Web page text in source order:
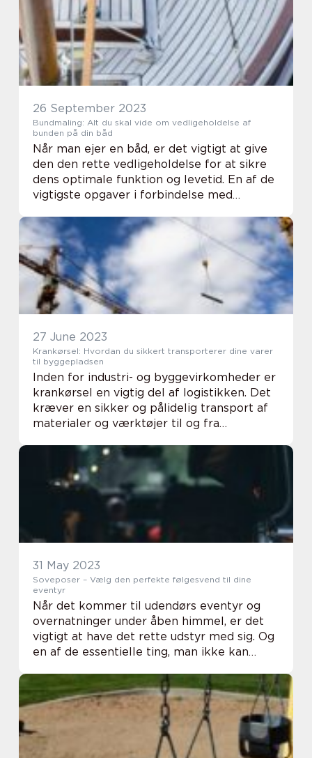
26 September 2023
Bundmaling: Alt du skal vide om vedligeholdelse af
bunden på din båd
Når man ejer en båd, er det vigtigt at give
den den rette vedligeholdelse for at sikre
dens optimale funktion og levetid. En af de
vigtigste opgaver i forbindelse med
bunden af båden er beskyttet og
vedligeholdt...
27 June 2023
Krankørsel: Hvordan du sikkert transporterer dine varer
til byggepladsen
Inden for industri- og byggevirkomheder er
krankørsel en vigtig del af logistikken. Det
kræver en sikker og pålidelig transport af
materialer og værktøjer til og fra
virksomh...
31 May 2023
Soveposer – Vælg den perfekte følgesvend til dine
eventyr
Når det kommer til udendørs eventyr og
overnatninger under åben himmel, er det
vigtigt at have det rette udstyr med sig. Og
en af de essentielle ting, man ikke kan
sovepose kan ...